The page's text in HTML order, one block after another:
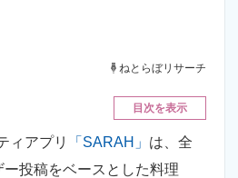
エネルギーの
ねとらぼリサーチ
目次を表示
ィアプリ 「SARAH」 は、全
投稿をベースとした料理